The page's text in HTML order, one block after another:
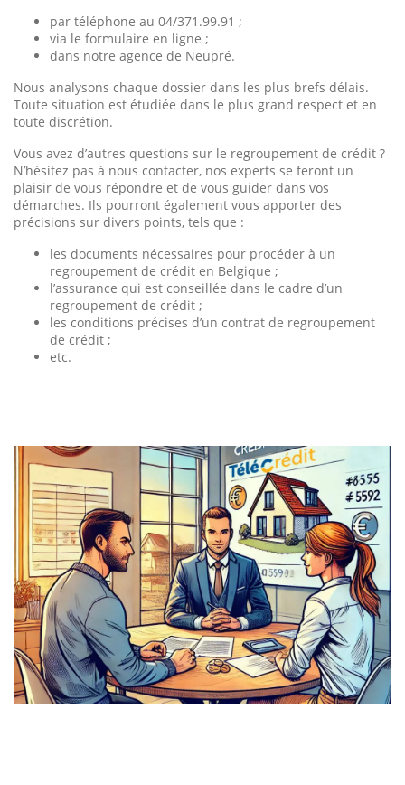
par téléphone au 04/371.99.91 ;
via le formulaire en ligne ;
dans notre agence de Neupré.
Nous analysons chaque dossier dans les plus brefs délais.
Toute situation est étudiée dans le plus grand respect et en
toute discrétion.
Vous avez d’autres questions sur le regroupement de crédit ?
N’hésitez pas à nous contacter, nos experts se feront un
plaisir de vous répondre et de vous guider dans vos
démarches. Ils pourront également vous apporter des
précisions sur divers points, tels que :
les documents nécessaires pour procéder à un
regroupement de crédit en Belgique ;
l’assurance qui est conseillée dans le cadre d’un
regroupement de crédit ;
les conditions précises d’un contrat de regroupement
de crédit ;
etc.